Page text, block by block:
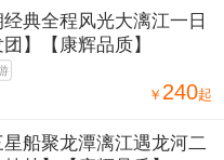
典全程风光大漓江一日
】【康辉品质】
￥ 240起
船聚龙潭漓江遇龙河二